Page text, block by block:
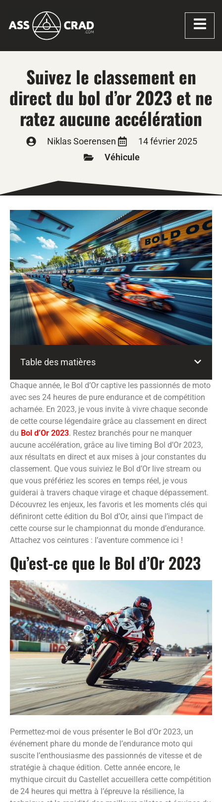
Suivez le classement en
direct du bol d’or 2023 et ne
ratez aucune accélération
Niklas Soerensen
14 février 2025
Véhicule
Table des matières
Chaque année, le Bol d’Or captive les passionnés de moto
avec ses 24 heures de pure endurance et de compétition
acharnée. En 2023, je vous invite à vivre chaque seconde
de cette course légendaire grâce au classement en direct
du Bol d’Or 2023. Restez branchés pour ne manquer
aucune accélération, grâce au live timing Bol d’Or 2023,
aux résultats en direct et aux mises à jour constantes du
classement. Que vous suiviez le Bol d’Or live stream ou
que vous préfériez les scores en temps réel, je vous
guiderai à travers chaque virage et chaque dépassement.
Découvrez les enjeux, les favoris et les moments clés qui
définiront cette édition du Bol d’Or, ainsi que l’impact de
cette course sur le championnat du monde d’endurance.
Attachez vos ceintures : l’aventure commence ici !
Qu’est-ce que le Bol d’Or 2023
Permettez-moi de vous présenter le Bol d’Or 2023, un
événement phare du monde de l’endurance moto qui
suscite l’enthousiasme des passionnés de vitesse et de
stratégie à chaque édition. Cette année encore, le
mythique circuit du Castellet accueillera cette compétition
de 24 heures qui mettra à l’épreuve la résilience, la